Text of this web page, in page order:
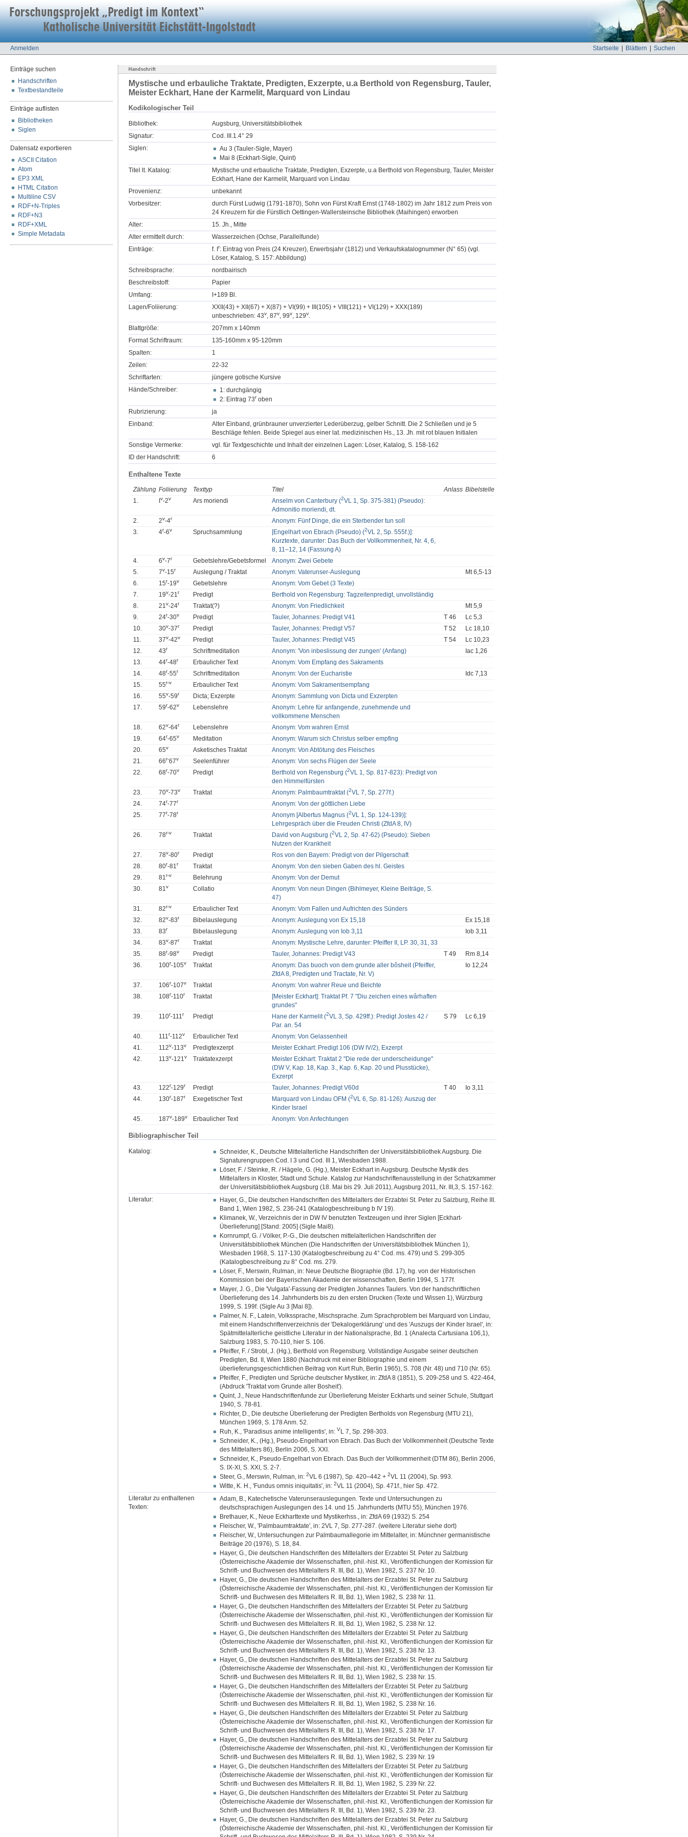
Startseite Blättern Suchen
Anmelden
Einträge suchen
Handschriften
Textbestandteile
Einträge auflisten
Bibliotheken
Siglen
Datensatz exportieren
ASCII Citation
Atom
EP3 XML
HTML Citation
Multiline CSV
RDF+N-Triples
RDF+N3
RDF+XML
Simple Metadata
Handschrift
Mystische und erbauliche Traktate, Predigten, Exzerpte, u.a Berthold von Regensburg, Tauler,
Meister Eckhart, Hane der Karmelit, Marquard von Lindau
Kodikologischer Teil
Bibliothek:
Augsburg, Universitätsbibliothek
Signatur:
Cod. III.1.4° 29
Siglen:
Au 3 (Tauler-Sigle, Mayer)
Mai 8 (Eckhart-Sigle, Quint)
Titel lt. Katalog:
Mystische und erbauliche Traktate, Predigten, Exzerpte, u.a Berthold von Regensburg, Tauler, Meister
Eckhart, Hane der Karmelit, Marquard von Lindau
Provenienz:
unbekannt
Vorbesitzer:
durch Fürst Ludwig (1791-1870), Sohn von Fürst Kraft Ernst (1748-1802) im Jahr 1812 zum Preis von
24 Kreuzern für die Fürstlich Oettingen-Wallersteinsche Bibliothek (Maihingen) erworben
Alter:
15. Jh., Mitte
Alter ermittelt durch:
Wasserzeichen (Ochse, Parallelfunde)
Einträge:
f. I r: Eintrag von Preis (24 Kreuzer), Erwerbsjahr (1812) und Verkaufskatalognummer (N° 65) (vgl.
Löser, Katalog, S. 157: Abbildung)
Schreibsprache:
nordbairisch
Beschreibstoff:
Papier
Umfang:
I+189 Bl.
Lagen/Foliierung:
XXII(43) + XII(67) + X(87) + VI(99) + III(105) + VIII(121) + VI(129) + XXX(189)
unbeschrieben: 43v, 87v, 99v, 129v.
Blattgröße:
207mm x 140mm
Format Schriftraum:
135-160mm x 95-120mm
Spalten:
1
Zeilen:
22-32
Schriftarten:
jüngere gotische Kursive
Hände/Schreiber:
1: durchgängig
2: Eintrag 73r oben
Rubrizierung:
ja
Einband:
Alter Einband, grünbrauner unverzierter Lederüberzug, gelber Schnitt. Die 2 Schließen und je 5
Beschläge fehlen. Beide Spiegel aus einer lat. medizinischen Hs., 13. Jh. mit rot blauen Initialen
Sonstige Vermerke:
vgl. für Textgeschichte und Inhalt der einzelnen Lagen: Löser, Katalog, S. 158-162
ID der Handschrift:
6
Enthaltene Texte
Zählung Foliierung Texttyp Titel Anlass Bibelstelle
1.
v-2v Ars moriendi Anselm von Canterbury (2VL 1, Sp. 375-381) (Pseudo):
Admonitio moriendi, dt.
2.
2v-4r
Anonym: Fünf Dinge, die ein Sterbender tun soll
3.
4r-6v Spruchsammlung [Engelhart von Ebrach (Pseudo) (2VL 2, Sp. 555f.)]:
Kurztexte, darunter: Das Buch der Vollkommenheit, Nr. 4, 6,
8, 11–12, 14 (Fassung A)
4.
6v-7r Gebetslehre/Gebetsformel
Anonym: Zwei Gebete
5.
7v-15r Auslegung / Traktat Anonym: Vaterunser-Auslegung
Mt 6,5-13
6.
15r-19v Gebetslehre
Anonym: Vom Gebet (3 Texte)
7.
19v-21r Predigt
Berthold von Regensburg: Tagzeitenpredigt, unvollständig
8.
21v-24r Traktat(?) Anonym: Von Friedlichkeit
Mt 5,9
9.
24r-30v Predigt Tauler, Johannes: Predigt V41 T 46
Lc 5,3
10.
30v-37r Predigt Tauler, Johannes: Predigt V57 T 52
Lc 18,10
11.
37v-42v Predigt Tauler, Johannes: Predigt V45 T 54
Lc 10,23
12.
43r Schriftmeditation Anonym: 'Von inbeslissung der zungen' (Anfang)
Iac 1,26
13.
44r-48r Erbaulicher Text
Anonym: Vom Empfang des Sakraments
14.
48r-55r Schriftmeditation Anonym: Von der Eucharistie
Idc 7,13
15.
55r-v Erbaulicher Text
Anonym: Vom Sakramentsempfang
16.
55v-59r Dicta; Exzerpte
Anonym: Sammlung von Dicta und Exzerpten
17.
59r-62v Lebenslehre
Anonym: Lehre für anfangende, zunehmende und
vollkommene Menschen
18.
62v-64r Lebenslehre
Anonym: Vom wahren Ernst
19.
64r-65v Meditation
Anonym: Warum sich Christus selber empfing
20.
65v Asketisches Traktat
Anonym: Von Abtötung des Fleisches
21.
66r-67v Seelenführer
Anonym: Von sechs Flügen der Seele
22.
68r-70v Predigt Berthold von Regensburg (2VL 1, Sp. 817-823): Predigt von
den Himmelfürsten
23.
70v-73v Traktat Anonym: Palmbaumtraktat (2VL 7, Sp. 277f.)
24.
74r-77r
Anonym: Von der göttlichen Liebe
25.
77r-78r Anonym [Albertus Magnus (2VL 1, Sp. 124-139)]:
Lehrgespräch über die Freuden Christi (ZfdA 8, IV)
26.
78r-v Traktat David von Augsburg (2VL 2, Sp. 47-62) (Pseudo): Sieben
Nutzen der Krankheit
27.
78v-80r Predigt
Ros von den Bayern: Predigt von der Pilgerschaft
28.
80r-81r Traktat
Anonym: Von den sieben Gaben des hl. Geistes
29.
81r-v Belehrung
Anonym: Von der Demut
30.
81v Collatio
Anonym: Von neun Dingen (Bihlmeyer, Kleine Beiträge, S.
47)
31.
82r-v Erbaulicher Text
Anonym: Vom Fallen und Aufrichten des Sünders
32.
82v-83r Bibelauslegung Anonym: Auslegung von Ex 15,18
Ex 15,18
33.
83r Bibelauslegung Anonym: Auslegung von Iob 3,11
Iob 3,11
34.
83v-87r Traktat
Anonym: Mystische Lehre, darunter: Pfeiffer II, LP. 30, 31, 33
35.
88r-98v Predigt Tauler, Johannes: Predigt V43 T 49
Rm 8,14
36.
100r-105v Traktat
Anonym: Das buoch von dem grunde aller bôsheit (Pfeiffer,
ZfdA 8, Predigten und Tractate, Nr. V)
Io 12,24
37. 106r-107v Traktat
Anonym: Von wahrer Reue und Beichte
38.
108r-110r Traktat
[Meister Eckhart]: Traktat Pf. 7 "Diu zeichen eines wârhaften
grundes"
39.
110r-111r Predigt Hane der Karmelit (2VL 3, Sp. 429ff.): Predigt Jostes 42 /
Par. an. 54
S 79 Lc 6,19
40. 111r-112v Erbaulicher Text
Anonym: Von Gelassenheit
41.
112v-113v Predigtexzerpt
Meister Eckhart: Predigt 106 (DW IV/2), Exzerpt
42.
113v-121v Traktatexzerpt
Meister Eckhart: Traktat 2 "Die rede der underscheidunge"
(DW V, Kap. 18, Kap. 3., Kap. 6, Kap. 20 und Plusstücke),
Exzerpt
43.
122r-129r Predigt Tauler, Johannes: Predigt V60d T 40
Io 3,11
44.
130r-187r Exegetischer Text Marquard von Lindau OFM (2VL 6, Sp. 81-126): Auszug der
Kinder Israel
45.
187v-189v Erbaulicher Text Anonym: Von Anfechtungen
Bibliographischer Teil
Katalog:
Schneider, K., Deutsche Mittelalterliche Handschriften der Universitätsbibliothek Augsburg. Die
Signaturengruppen Cod. I 3 und Cod. III 1, Wiesbaden 1988.
Löser, F. / Steinke, R. / Hägele, G. (Hg.), Meister Eckhart in Augsburg. Deutsche Mystik des
Mittelalters in Kloster, Stadt und Schule. Katalog zur Handschriftenausstellung in der Schatzkammer
der Universitätsbibliothek Augsburg (18. Mai bis 29. Juli 2011), Augsburg 2011, Nr. III,3, S. 157-162.
Literatur:
Hayer, G., Die deutschen Handschriften des Mittelalters der Erzabtei St. Peter zu Salzburg, Reihe III.
Band 1, Wien 1982, S. 236-241 (Katalogbeschreibung b IV 19).
Klimanek, W., Verzeichnis der in DW IV benutzten Textzeugen und ihrer Siglen [Eckhart-
Überlieferung] [Stand: 2005] (Sigle Mai8).
Kornrumpf, G. / Völker, P.-G., Die deutschen mittelalterlichen Handschriften der
Universitätsbibliothek München (Die Handschriften der Universitätsbibliothek München 1),
Wiesbaden 1968, S. 117-130 (Katalogbeschreibung zu 4° Cod. ms. 479) und S. 299-305
(Katalogbeschreibung zu 8° Cod. ms. 279.
Löser, F., Merswin, Rulman, in: Neue Deutsche Biographie (Bd. 17), hg. von der Historischen
Kommission bei der Bayerischen Akademie der wissenschaften, Berlin 1994, S. 177f.
Mayer, J. G., Die 'Vulgata'-Fassung der Predigten Johannes Taulers. Von der handschriftlichen
Überlieferung des 14. Jahrhunderts bis zu den ersten Drucken (Texte und Wissen 1), Würzburg
1999, S. 199f. (Sigle Au 3 [Mai 8]).
Palmer, N. F., Latein, Volkssprache, Mischsprache. Zum Sprachproblem bei Marquard von Lindau,
mit einem Handschriftenverzeichnis der 'Dekalogerklärung' und des 'Auszugs der Kinder Israel', in:
Spätmittelalterliche geistliche Literatur in der Nationalsprache, Bd. 1 (Analecta Cartusiana 106,1),
Salzburg 1983, S. 70-110, hier S. 106.
Pfeiffer, F. / Strobl, J. (Hg.), Berthold von Regensburg. Vollständige Ausgabe seiner deutschen
Predigten, Bd. II, Wien 1880 (Nachdruck mit einer Bibliographie und einem
überlieferungsgeschichtlichen Beitrag von Kurt Ruh, Berlin 1965), S. 708 (Nr. 48) und 710 (Nr. 65).
Pfeiffer, F., Predigten und Sprüche deutscher Mystiker, in: ZfdA 8 (1851), S. 209-258 und S. 422-464,
(Abdruck 'Traktat vom Grunde aller Bosheit').
Quint, J., Neue Handschriftenfunde zur Überlieferung Meister Eckharts und seiner Schule, Stuttgart
1940, S. 78-81.
Richter, D., Die deutsche Überlieferung der Predigten Bertholds von Regensburg (MTU 21),
München 1969, S. 178 Anm. 52.
Ruh, K., 'Paradisus anime intelligentis', in: VL 7, Sp. 298-303.
Schneider, K., (Hg.), Pseudo-Engelhart von Ebrach. Das Buch der Vollkommenheit (Deutsche Texte
des Mittelalters 86), Berlin 2006, S. XXI.
Schneider, K., Pseudo-Engelhart von Ebrach. Das Buch der Vollkommenheit (DTM 86), Berlin 2006,
S. IX-XI, S. XXI, S. 2-7.
Steer, G., Merswin, Rulman, in: 2VL 6 (1987), Sp. 420–442 + 2VL 11 (2004), Sp. 993.
Witte, K. H., 'Fundus omnis iniquitatis', in: 2VL 11 (2004), Sp. 471f., hier Sp. 472.
Literatur zu enthaltenen
Texten:
Adam, B., Katechetische Vaterunserauslegungen. Texte und Untersuchungen zu
deutschsprachigen Auslegungen des 14. und 15. Jahrhunderts (MTU 55), München 1976.
Brethauer, K., Neue Eckharttexte und Mystikerhss., in: ZfdA 69 (1932) S. 254
Fleischer, W., 'Palmbaumtraktate', in: 2VL 7, Sp. 277-287. (weitere Literatur siehe dort)
Fleischer, W., Untersuchungen zur Palmbaumallegorie im Mittelalter, in: Münchner germanistische
Beiträge 20 (1976), S. 18, 84.
Hayer, G., Die deutschen Handschriften des Mittelalters der Erzabtei St. Peter zu Salzburg
(Österreichische Akademie der Wissenschaften, phil.-hist. Kl., Veröffentlichungen der Komission für
Schrift- und Buchwesen des Mittelalters R. III, Bd. 1), Wien 1982, S. 237 Nr. 10.
Hayer, G., Die deutschen Handschriften des Mittelalters der Erzabtei St. Peter zu Salzburg
(Österreichische Akademie der Wissenschaften, phil.-hist. Kl., Veröffentlichungen der Komission für
Schrift- und Buchwesen des Mittelalters R. III, Bd. 1), Wien 1982, S. 238 Nr. 11.
Hayer, G., Die deutschen Handschriften des Mittelalters der Erzabtei St. Peter zu Salzburg
(Österreichische Akademie der Wissenschaften, phil.-hist. Kl., Veröffentlichungen der Komission für
Schrift- und Buchwesen des Mittelalters R. III, Bd. 1), Wien 1982, S. 238 Nr. 12.
Hayer, G., Die deutschen Handschriften des Mittelalters der Erzabtei St. Peter zu Salzburg
(Österreichische Akademie der Wissenschaften, phil.-hist. Kl., Veröffentlichungen der Komission für
Schrift- und Buchwesen des Mittelalters R. III, Bd. 1), Wien 1982, S. 238 Nr. 13.
Hayer, G., Die deutschen Handschriften des Mittelalters der Erzabtei St. Peter zu Salzburg
(Österreichische Akademie der Wissenschaften, phil.-hist. Kl., Veröffentlichungen der Komission für
Schrift- und Buchwesen des Mittelalters R. III, Bd. 1), Wien 1982, S. 238 Nr. 15.
Hayer, G., Die deutschen Handschriften des Mittelalters der Erzabtei St. Peter zu Salzburg
(Österreichische Akademie der Wissenschaften, phil.-hist. Kl., Veröffentlichungen der Komission für
Schrift- und Buchwesen des Mittelalters R. III, Bd. 1), Wien 1982, S. 238 Nr. 16.
Hayer, G., Die deutschen Handschriften des Mittelalters der Erzabtei St. Peter zu Salzburg
(Österreichische Akademie der Wissenschaften, phil.-hist. Kl., Veröffentlichungen der Komission für
Schrift- und Buchwesen des Mittelalters R. III, Bd. 1), Wien 1982, S. 238 Nr. 17.
Hayer, G., Die deutschen Handschriften des Mittelalters der Erzabtei St. Peter zu Salzburg
(Österreichische Akademie der Wissenschaften, phil.-hist. Kl., Veröffentlichungen der Komission für
Schrift- und Buchwesen des Mittelalters R. III, Bd. 1), Wien 1982, S. 239 Nr. 19
Hayer, G., Die deutschen Handschriften des Mittelalters der Erzabtei St. Peter zu Salzburg
(Österreichische Akademie der Wissenschaften, phil.-hist. Kl., Veröffentlichungen der Komission für
Schrift- und Buchwesen des Mittelalters R. III, Bd. 1), Wien 1982, S. 239 Nr. 22.
Hayer, G., Die deutschen Handschriften des Mittelalters der Erzabtei St. Peter zu Salzburg
(Österreichische Akademie der Wissenschaften, phil.-hist. Kl., Veröffentlichungen der Komission für
Schrift- und Buchwesen des Mittelalters R. III, Bd. 1), Wien 1982, S. 239 Nr. 23.
Hayer, G., Die deutschen Handschriften des Mittelalters der Erzabtei St. Peter zu Salzburg
(Österreichische Akademie der Wissenschaften, phil.-hist. Kl., Veröffentlichungen der Komission für